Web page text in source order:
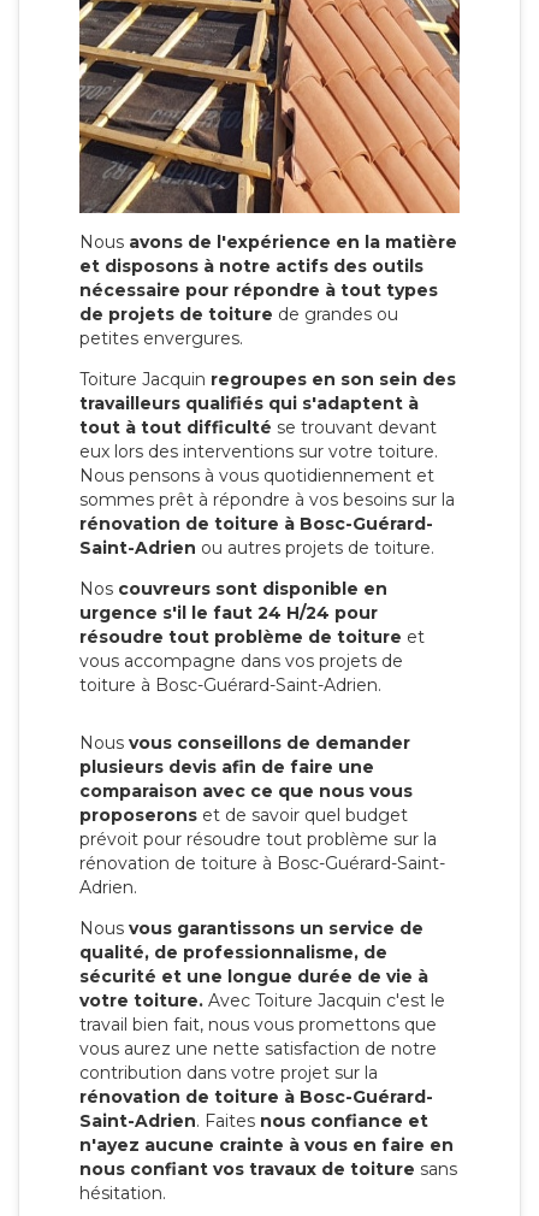
Nous avons de l'expérience en la matière
et disposons à notre actifs des outils
nécessaire pour répondre à tout types
de projets de toiture de grandes ou
petites envergures.
Toiture Jacquin regroupes en son sein des
travailleurs qualifiés qui s'adaptent à
tout à tout difficulté se trouvant devant
eux lors des interventions sur votre toiture.
Nous pensons à vous quotidiennement et
sommes prêt à répondre à vos besoins sur la
rénovation de toiture à Bosc-Guérard-
Saint-Adrien ou autres projets de toiture.
Nos couvreurs sont disponible en
urgence s'il le faut 24 H/24 pour
résoudre tout problème de toiture et
vous accompagne dans vos projets de
toiture à Bosc-Guérard-Saint-Adrien.
Nous vous conseillons de demander
plusieurs devis afin de faire une
comparaison avec ce que nous vous
proposerons et de savoir quel budget
prévoit pour résoudre tout problème sur la
rénovation de toiture à Bosc-Guérard-Saint-
Adrien.
Nous vous garantissons un service de
qualité, de professionnalisme, de
sécurité et une longue durée de vie à
votre toiture. Avec Toiture Jacquin c'est le
travail bien fait, nous vous promettons que
vous aurez une nette satisfaction de notre
contribution dans votre projet sur la
rénovation de toiture à Bosc-Guérard-
Saint-Adrien. Faites nous confiance et
n'ayez aucune crainte à vous en faire en
nous confiant vos travaux de toiture sans
hésitation.